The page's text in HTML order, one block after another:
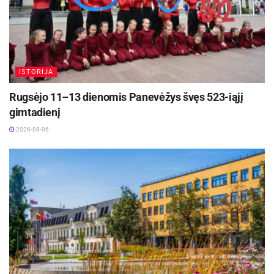
perėmę po Saviono Flaggo ir Gyčio Radzevičiaus
atakų – 43:35. Pasibaigus pirmai mačo daliai
Giedriaus Žibėno kariauna pirmavo dviženkliu
skirtumu – 51:37.
Aktualios naujienos
Kauno rajone, Čekiškėje vyks 2028 metų Europos
ir pasaulio greičio automodelių čempionatas
Panevėžiečių puolimas strigo, tad tai leido
„Rytui“ triuškinti varžovus – 60:41. Gabrieliaus
Maldūno dėka priartėti pavyko (49:64), tačiau
ISTORIJA
Rugsėjo 11–13 dienomis Panevėžys švęs 523-iąjį
gimtadienį
2026-08-06